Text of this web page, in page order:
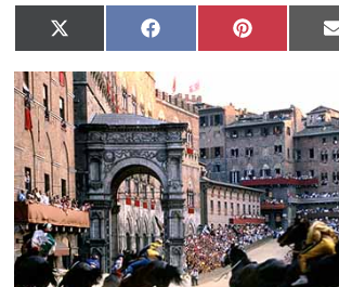
Compartir
en
X
(Twitter)
Compartir
en
Facebook Compartir
en
Pinterest